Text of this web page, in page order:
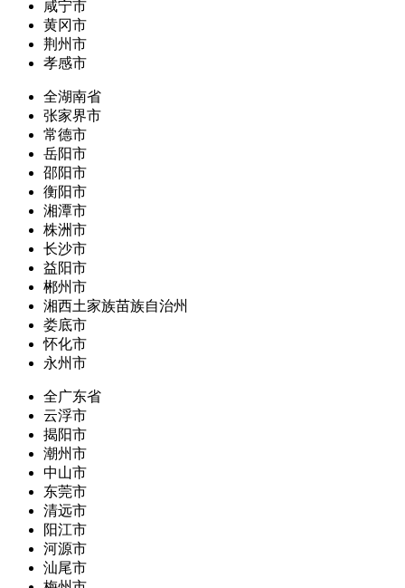
咸宁市
黄冈市
荆州市
孝感市
全湖南省
张家界市
常德市
岳阳市
邵阳市
衡阳市
湘潭市
株洲市
长沙市
益阳市
郴州市
湘西土家族苗族自治州
娄底市
怀化市
永州市
全广东省
云浮市
揭阳市
潮州市
中山市
东莞市
清远市
阳江市
河源市
汕尾市